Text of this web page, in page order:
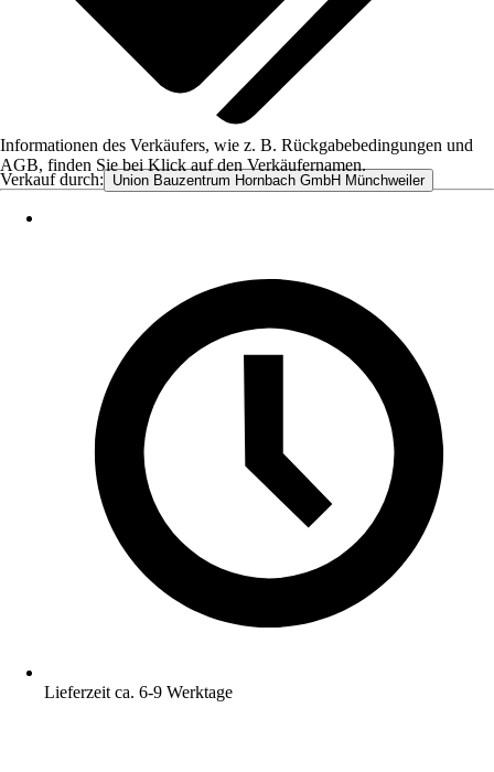
Verkauf durch: Union Bauzentrum Hornbach GmbH Münchweiler
Informationen des Verkäufers, wie z. B. Rückgabebedingungen und
AGB, finden Sie bei Klick auf den Verkäufernamen.
Lieferzeit ca. 6-9 Werktage